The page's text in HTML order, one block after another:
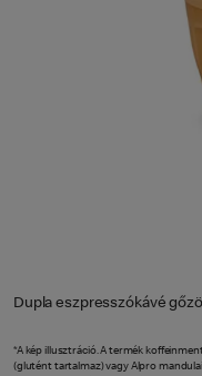
Dupla eszpresszókávé
*A kép illusztráció. A termék
(glutént tartalmaz) vagy Alpro